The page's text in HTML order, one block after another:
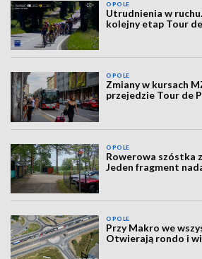
OPOLE
Utrudnienia w
kolejny etap Tour
OPOLE
Zmiany w kursach
przejedzie Tour de
OPOLE
Rowerowa szóstka
Jeden fragment
OPOLE
Przy Makro we
Otwierają rondo i